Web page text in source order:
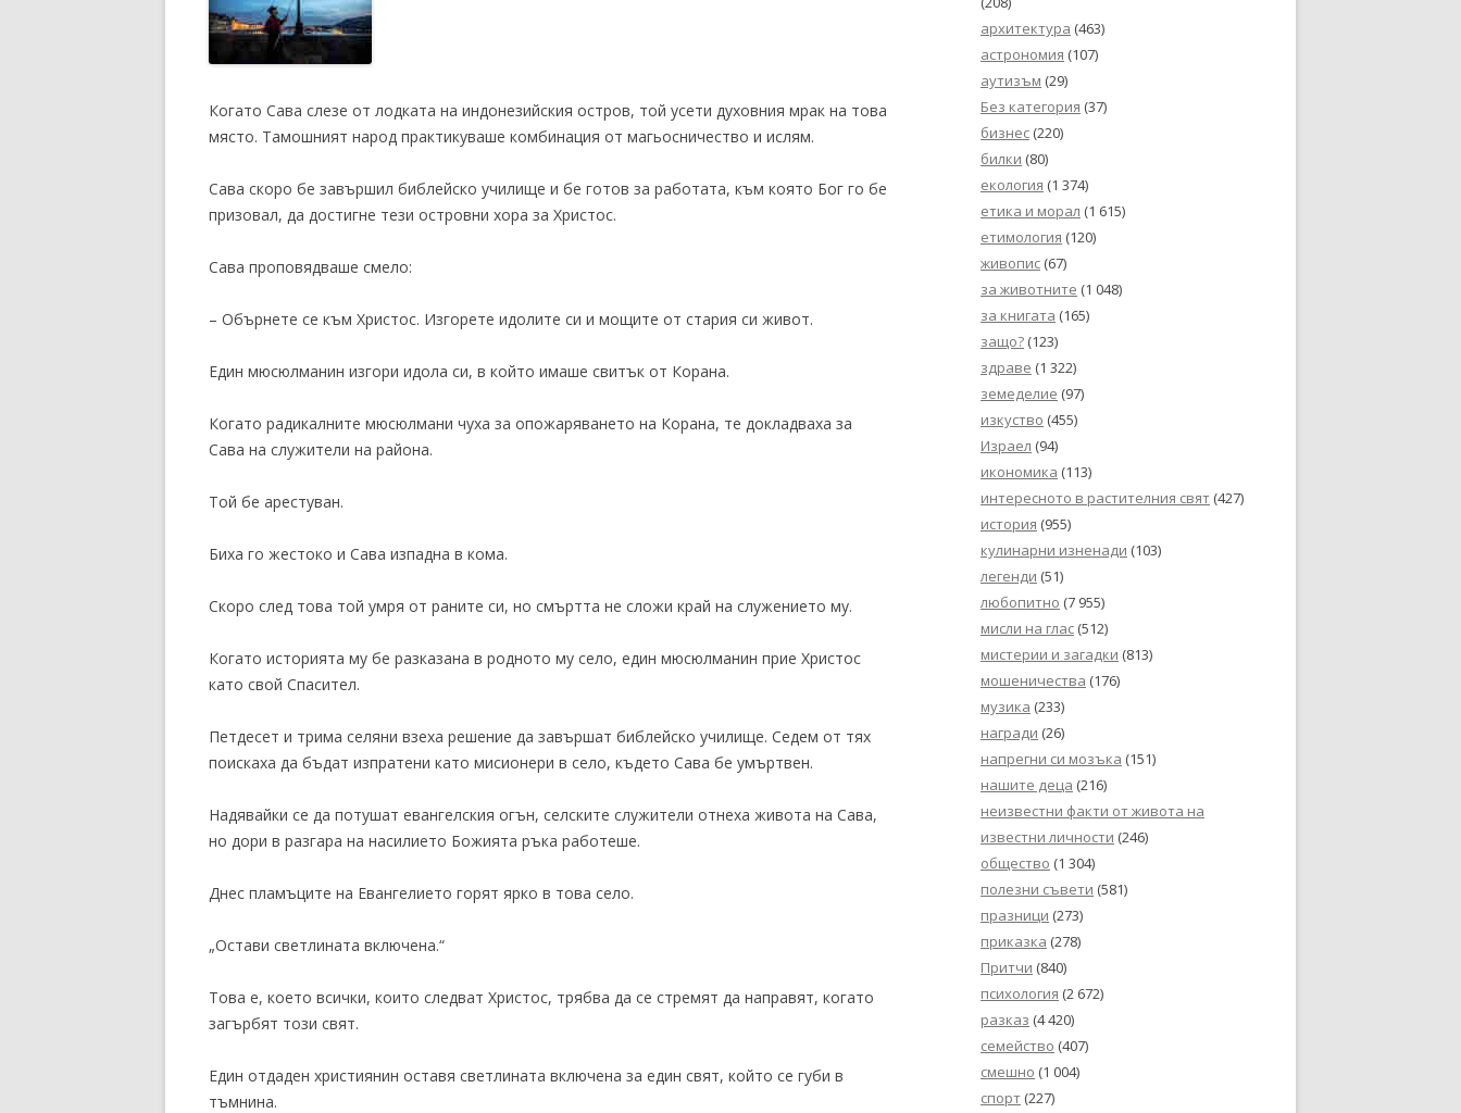
Когато Сава слезе от лодката на индонезийския остров, той усети духовния мрак на това
място. Тамошният народ практикуваше комбинация от магьосничество и ислям.
Сава скоро бе завършил библейско училище и бе готов за работата, към която Бог го бе
призовал, да достигне тези островни хора за Христос.
Сава проповядваше смело:
– Обърнете се към Христос. Изгорете идолите си и мощите от стария си живот.
Един мюсюлманин изгори идола си, в който имаше свитък от Корана.
Когато радикалните мюсюлмани чуха за опожаряването на Корана, те докладваха за
Сава на служители на района.
Той бе арестуван.
Биха го жестоко и Сава изпадна в кома.
Скоро след това той умря от раните си, но смъртта не сложи край на служението му.
Когато историята му бе разказана в родното му село, един мюсюлманин прие Христос
като свой Спасител.
Петдесет и трима селяни взеха решение да завършат библейско училище. Седем от тях
поискаха да бъдат изпратени като мисионери в село, където Сава бе умъртвен.
Надявайки се да потушат евангелския огън, селските служители отнеха живота на Сава,
но дори в разгара на насилието Божията ръка работеше.
Днес пламъците на Евангелието горят ярко в това село.
„Остави светлината включена.“
Това е, което всички, които следват Христос, трябва да се стремят да направят, когато
загърбят този свят.
Един отдаден християнин оставя светлината включена за един свят, който се губи в
тъмнина.
архитектура (463)
астрономия (107)
аутизъм (29)
Без категория (37)
бизнес (220)
билки (80)
екология (1 374)
етика и морал (1 615)
етимология (120)
живопис (67)
за животните (1 048)
за книгата (165)
защо? (123)
здраве (1 322)
земеделие (97)
изкуство (455)
Израел (94)
икономика (113)
интересното в растителния свят (427)
история (955)
кулинарни изненади (103)
легенди (51)
любопитно (7 955)
мисли на глас (512)
мистерии и загадки (813)
мошеничества (176)
музика (233)
награди (26)
напрегни си мозъка (151)
нашите деца (216)
неизвестни факти от живота на
известни личности (246)
общество (1 304)
полезни съвети (581)
празници (273)
приказка (278)
Притчи (840)
психология (2 672)
разказ (4 420)
семейство (407)
смешно (1 004)
спорт (227)